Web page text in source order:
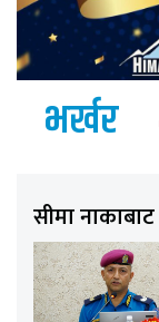
भर्खर
सीमा